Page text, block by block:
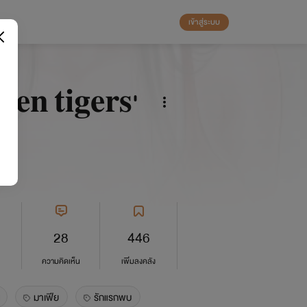
เข้าสู่ระบบ
𝐭𝐢𝐠𝐞𝐫𝐬'
28
ความคิดเห็น
446
เพิ่มลงคลัง
มาเฟีย
รักแรกพบ